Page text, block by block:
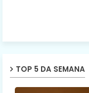
TOP 5 DA SEMANA